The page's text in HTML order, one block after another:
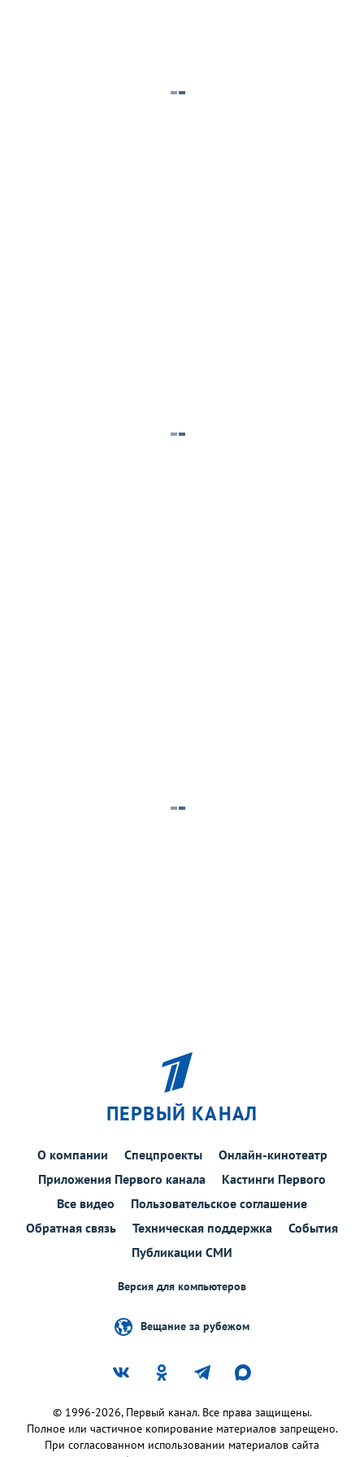
ПЕРВЫЙ КАНАЛ
О компании Спецпроекты
Онлайн-кинотеатр
Приложения Первого канала
Кастинги Первого
Все видео
Пользовательское соглашение
Обратная связь
Техническая поддержка
События
Публикации СМИ
Версия для компьютеров
Вещание за рубежом
© 1996-2026, Первый канал. Все права защищены.
Полное или частичное копирование материалов запрещено.
При согласованном использовании материалов сайта